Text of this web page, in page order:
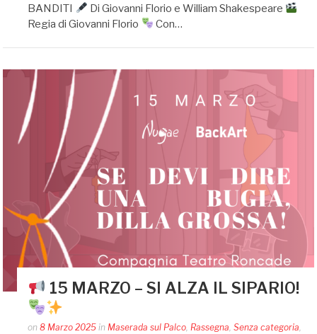
BANDITI
Di Giovanni Florio e William Shakespeare
Regia di Giovanni Florio
Con…
15 MARZO – SI ALZA IL SIPARIO!
Posted
on8 Marzo 2025 in Maserada sul Palco Rassegna ,Senza categoria